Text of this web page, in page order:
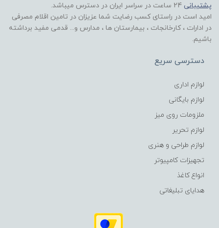
پشتیبانی
امید است در راستای کسب رضایت شما عزیزان در تامین اقلام مصرفی
در ادارات ، کارخانجات ، بیمارستان ها ، مدارس و... قدمی مفید برداشته
باشیم.
دسترسی سریع
لوازم اداری
لوازم بایگانی
ملزومات روی میز
لوازم تحریر
لوازم طراحی و هنری
تجهیزات کامپیوتر
انواع کاغذ
هدایای تبلیغاتی